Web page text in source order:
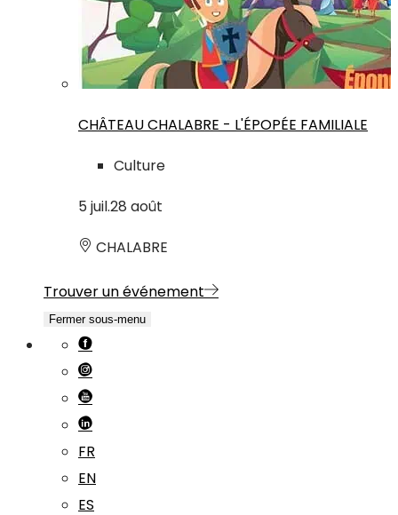
CHÂTEAU CHALABRE - L'ÉPOPÉE FAMILIALE
Culture
5 juil.28 août
CHALABRE
Trouver un événement
Fermer sous-menu
FR
EN
ES